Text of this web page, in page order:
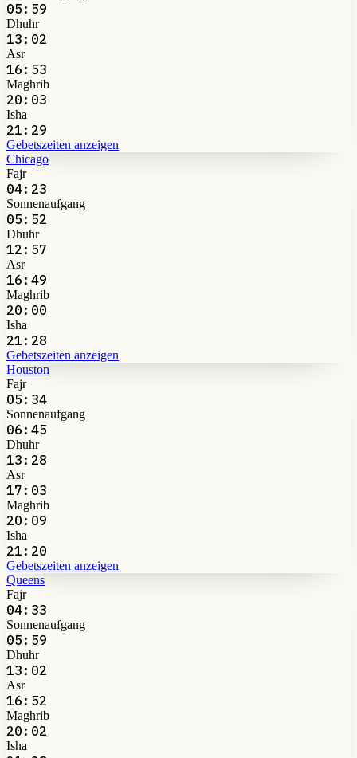
05:59
Dhuhr
13:02
Asr
16:53
Maghrib
20:03
Isha
21:29
Gebetszeiten anzeigen
Chicago
Fajr
04:23
Sonnenaufgang
05:52
Dhuhr
12:57
Asr
16:49
Maghrib
20:00
Isha
21:28
Gebetszeiten anzeigen
Houston
Fajr
05:34
Sonnenaufgang
06:45
Dhuhr
13:28
Asr
17:03
Maghrib
20:09
Isha
21:20
Gebetszeiten anzeigen
Queens
Fajr
04:33
Sonnenaufgang
05:59
Dhuhr
13:02
Asr
16:52
Maghrib
20:02
Isha